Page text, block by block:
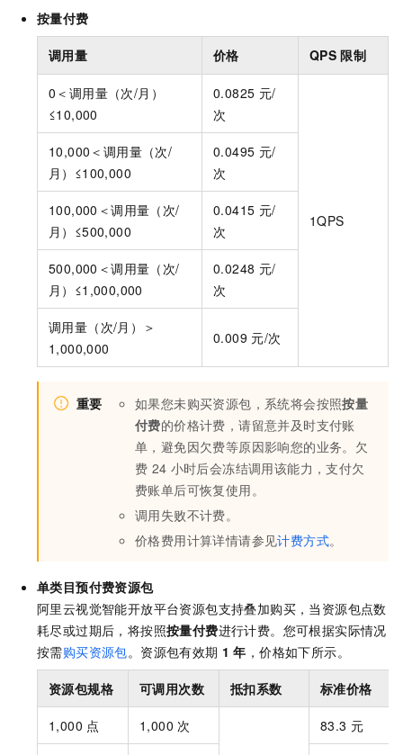
按量付费
调用量 价格 QPS 限制
0＜调用量（次/月）
≤10,000
0.0825 元/
次
1QPS
10,000＜调用量（次/
月）≤100,000
0.0495 元/
次
100,000＜调用量（次/
月）≤500,000
0.0415 元/
次
500,000＜调用量（次/
月）≤1,000,000
0.0248 元/
次
调用量（次/月）＞
1,000,000
0.009 元/次
重要 如果您未购买资源包，系统将会按照按量
付费的价格计费，请留意并及时支付账
单，避免因欠费等原因影响您的业务。欠
费 24 小时后会冻结调用该能力，支付欠
费账单后可恢复使用。
调用失败不计费。
价格费用计算详情请参见计费方式。
单类目预付费资源包
阿里云视觉智能开放平台资源包支持叠加购买，当资源包点数
耗尽或过期后，将按照按量付费进行计费。您可根据实际情况
按需购买资源包。资源包有效期 1 年 ，价格如下所示。
资源包规格 可调用次数 抵扣系数 标准价格
1,000 点 1,000 次 83.3 元